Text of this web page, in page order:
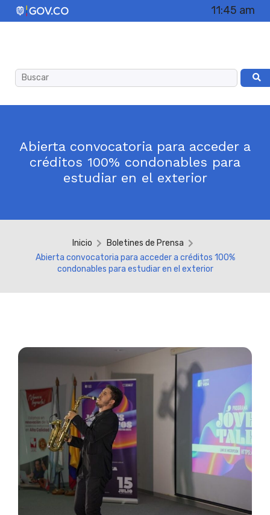
11:45 am
Abierta convocatoria para acceder a
créditos 100% condonables para
estudiar en el exterior
Inicio
Boletines de Prensa
Abierta convocatoria para acceder a créditos 100%
condonables para estudiar en el exterior